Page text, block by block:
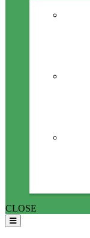
CLOSE